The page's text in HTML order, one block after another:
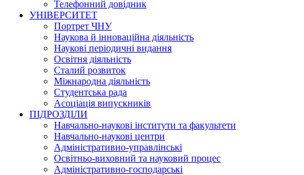
Телефонний довідник
УНІВЕРСИТЕТ
Портрет ЧНУ
Наукова й інноваційна діяльність
Наукові періодичні видання
Освітня діяльність
Сталий розвиток
Міжнародна діяльність
Студентська рада
Асоціація випускників
ПІДРОЗДІЛИ
Навчально-наукові інститути та факультети
Навчально-наукові центри
Адміністративно-управлінські
Освітньо-виховний та науковий процес
Адміністративно-господарські